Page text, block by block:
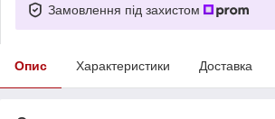
Замовлення під захистом
Опис Характеристики Доставка